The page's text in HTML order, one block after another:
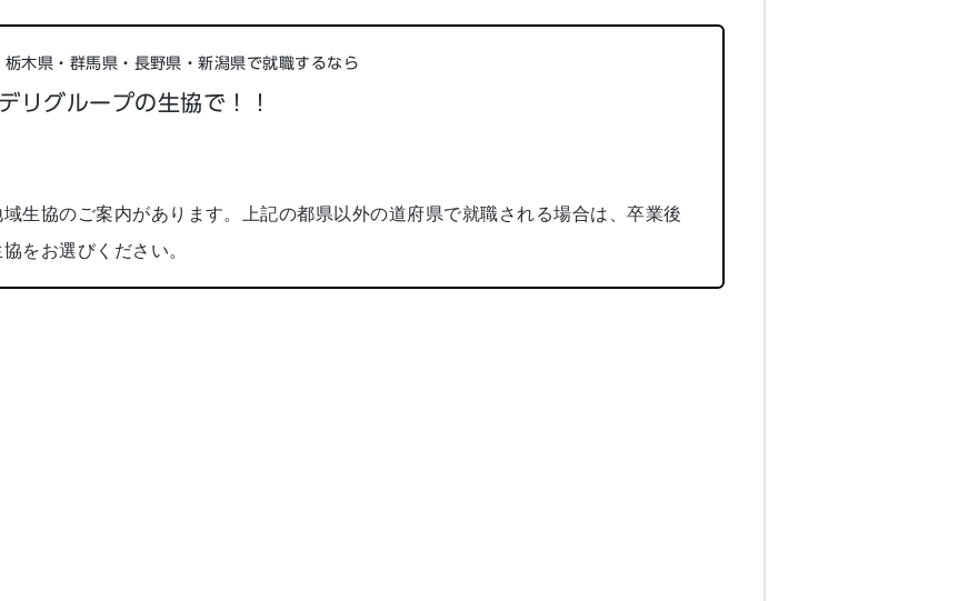
木県・群馬県・長野県・新潟県で就職するなら
リグループの生協で！！
生協のご案内があります。上記の都県以外の道府県で就職される場合は、卒業後
をお選びください。